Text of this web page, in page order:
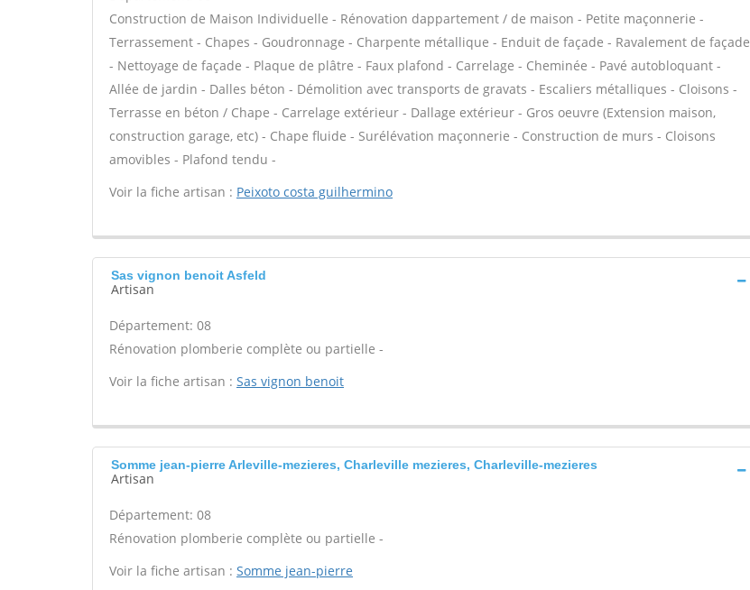
Construction de Maison Individuelle - Rénovation dappartement / de maison - Petite maçonnerie -
Terrassement - Chapes - Goudronnage - Charpente métallique - Enduit de façade - Ravalement de façade
- Nettoyage de façade - Plaque de plâtre - Faux plafond - Carrelage - Cheminée - Pavé autobloquant -
Allée de jardin - Dalles béton - Démolition avec transports de gravats - Escaliers métalliques - Cloisons -
Terrasse en béton / Chape - Carrelage extérieur - Dallage extérieur - Gros oeuvre (Extension maison,
construction garage, etc) - Chape fluide - Surélévation maçonnerie - Construction de murs - Cloisons
amovibles - Plafond tendu -
Voir la fiche artisan : Peixoto costa guilhermino
Sas vignon benoit Asfeld
Artisan
Département: 08
Rénovation plomberie complète ou partielle -
Voir la fiche artisan : Sas vignon benoit
Somme jean-pierre Arleville-mezieres, Charleville mezieres, Charleville-mezieres
Artisan
Département: 08
Rénovation plomberie complète ou partielle -
Voir la fiche artisan : Somme jean-pierre